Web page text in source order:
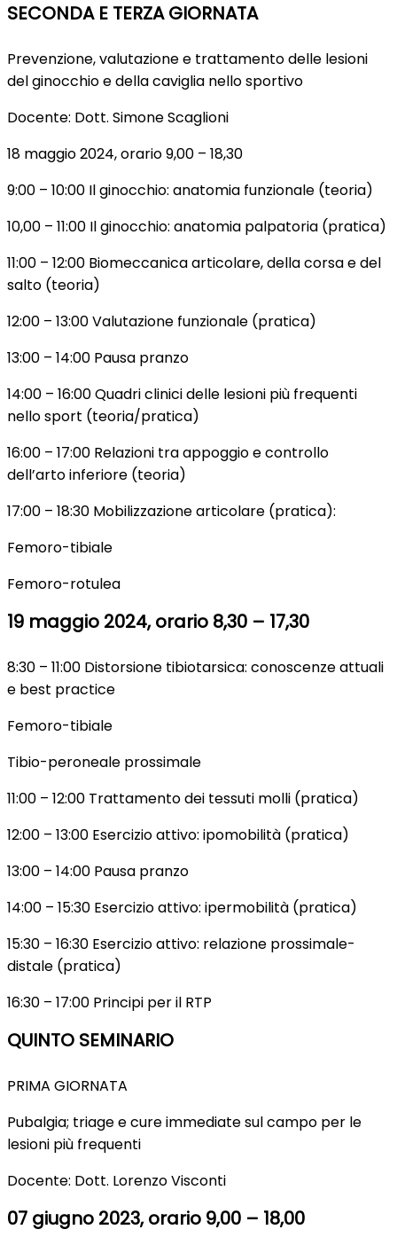
SECONDA E TERZA GIORNATA
Prevenzione, valutazione e trattamento delle lesioni
del ginocchio e della caviglia nello sportivo
Docente: Dott. Simone Scaglioni
18 maggio 2024, orario 9,00 – 18,30
9:00 – 10:00 Il ginocchio: anatomia funzionale (teoria)
10,00 – 11:00 Il ginocchio: anatomia palpatoria (pratica)
11:00 – 12:00 Biomeccanica articolare, della corsa e del
salto (teoria)
12:00 – 13:00 Valutazione funzionale (pratica)
13:00 – 14:00 Pausa pranzo
14:00 – 16:00 Quadri clinici delle lesioni più frequenti
nello sport (teoria/pratica)
16:00 – 17:00 Relazioni tra appoggio e controllo
dell’arto inferiore (teoria)
17:00 – 18:30 Mobilizzazione articolare (pratica):
Femoro-tibiale
Femoro-rotulea
19 maggio 2024, orario 8,30 – 17,30
8:30 – 11:00 Distorsione tibiotarsica: conoscenze attuali
e best practice
Femoro-tibiale
Tibio-peroneale prossimale
11:00 – 12:00 Trattamento dei tessuti molli (pratica)
12:00 – 13:00 Esercizio attivo: ipomobilità (pratica)
13:00 – 14:00 Pausa pranzo
14:00 – 15:30 Esercizio attivo: ipermobilità (pratica)
15:30 – 16:30 Esercizio attivo: relazione prossimale-
distale (pratica)
16:30 – 17:00 Principi per il RTP
QUINTO SEMINARIO
PRIMA GIORNATA
Pubalgia; triage e cure immediate sul campo per le
lesioni più frequenti
Docente: Dott. Lorenzo Visconti
07 giugno 2023, orario 9,00 – 18,00